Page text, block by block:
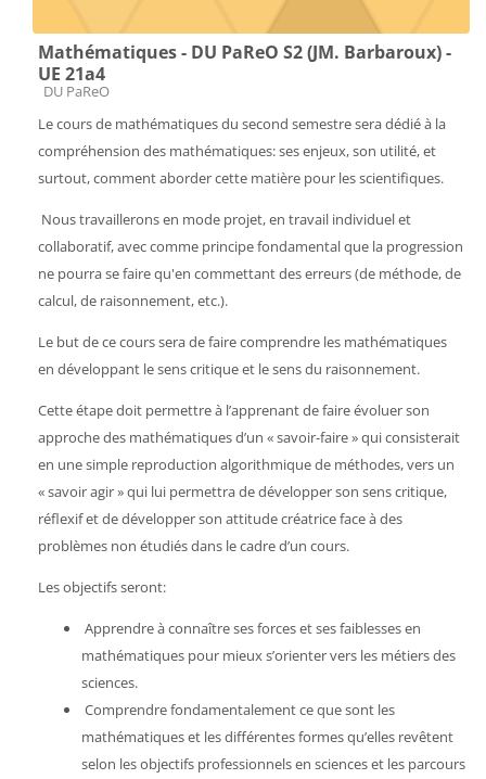
Mathématiques - DU PaReO S2 (JM. Barbaroux) -
UE 21a4
Catégorie de cours
DU PaReO
Le cours de mathématiques du second semestre sera dédié à la
compréhension des mathématiques: ses enjeux, son utilité, et
surtout, comment aborder cette matière pour les scientifiques.
Nous travaillerons en mode projet, en travail individuel et
collaboratif, avec comme principe fondamental que la progression
ne pourra se faire qu'en commettant des erreurs (de méthode, de
calcul, de raisonnement, etc.).
Le but de ce cours sera de faire comprendre les mathématiques
en développant le sens critique et le sens du raisonnement.
Cette étape doit permettre à l’apprenant de faire évoluer son
approche des mathématiques d’un « savoir-faire » qui consisterait
en une simple reproduction algorithmique de méthodes, vers un
« savoir agir » qui lui permettra de développer son sens critique,
réflexif et de développer son attitude créatrice face à des
problèmes non étudiés dans le cadre d’un cours.
Les objectifs seront:
Apprendre à connaître ses forces et ses faiblesses en
mathématiques pour mieux s’orienter vers les métiers des
sciences.
Comprendre fondamentalement ce que sont les
mathématiques et les différentes formes qu’elles revêtent
selon les objectifs professionnels en sciences et les parcours